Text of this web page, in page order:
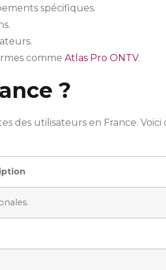
spécifiques.
comme Atlas Pro ONTV.
?
des utilisateurs en France. Voici